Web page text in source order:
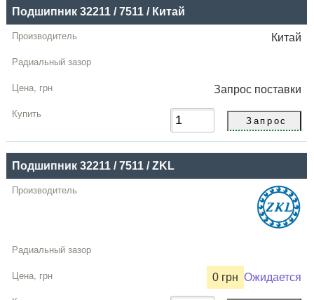
Название
Производитель
Радиальный
грн
Купить
Подшипник 32211 / 7511 / Китай
Китай
Запрос поставки
Подшипник 32211 / 7511 / ZKL
0 грн Ожидается